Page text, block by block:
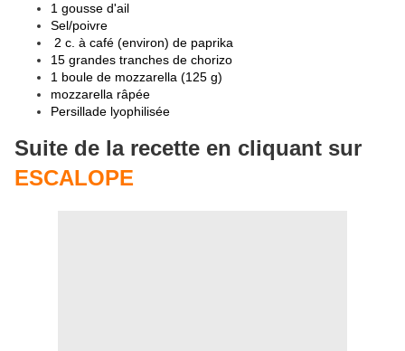
1 gousse d'ail
Sel/poivre
2 c. à café (environ) de paprika
15 grandes tranches de chorizo
1 boule de mozzarella (125 g)
mozzarella râpée
Persillade lyophilisée
Suite de la recette en cliquant sur
ESCALOPE